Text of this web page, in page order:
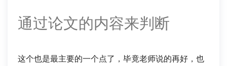
通过论文的内容来判断
这个也是最主要的一个点了，毕竟老师说的再好，也